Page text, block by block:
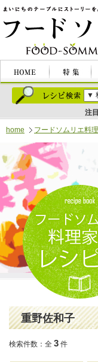
注
home フードソムリエ料
重野佐和子
検索件数：全 3 件